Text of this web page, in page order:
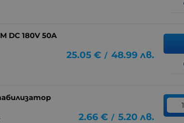
DC 180V 50A
25.05 € / 48.99 лв.
2.66 € / 5.20 лв.